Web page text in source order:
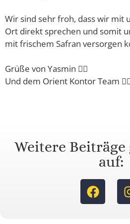
Wir sind sehr froh, dass wir mit
Ort direkt sprechen und somit
mit frischem Safran versorgen
Grüße von Yasmin 🙋‍♀️
Und dem Orient Kontor Team
Weitere Beiträge
auf: